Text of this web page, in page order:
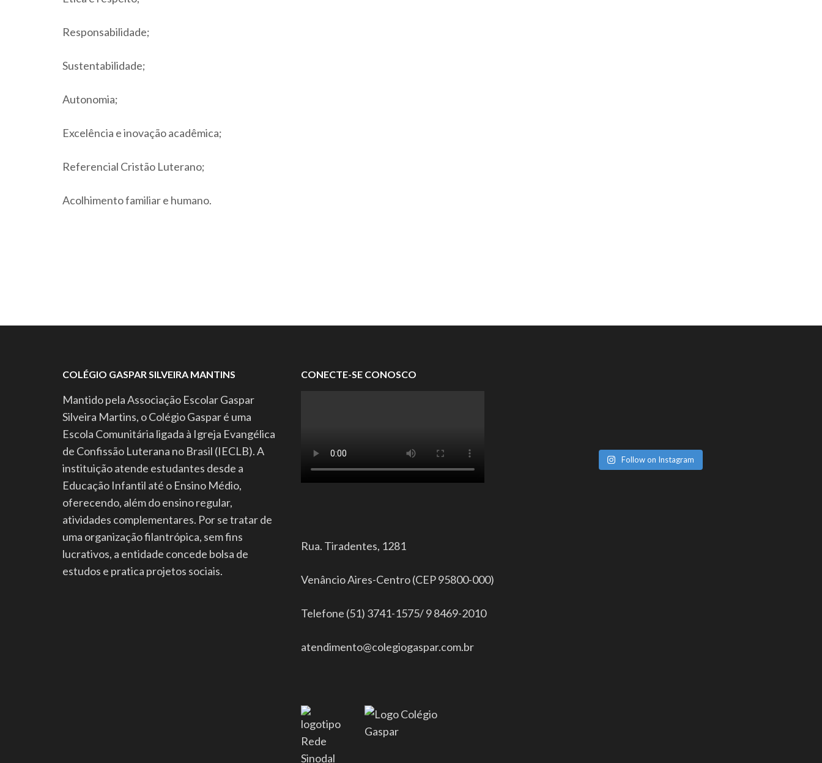
Responsabilidade;
Sustentabilidade;
Autonomia;
Excelência e inovação acadêmica;
Referencial Cristão Luterano;
Acolhimento familiar e humano.
COLÉGIO GASPAR SILVEIRA MANTINS
Mantido pela Associação Escolar Gaspar
Silveira Martins, o Colégio Gaspar é uma
Escola Comunitária ligada à Igreja Evangélica
de Confissão Luterana no Brasil (IECLB). A
instituição atende estudantes desde a
Educação Infantil até o Ensino Médio,
oferecendo, além do ensino regular,
atividades complementares. Por se tratar de
uma organização filantrópica, sem fins
lucrativos, a entidade concede bolsa de
estudos e pratica projetos sociais.
CONECTE-SE CONOSCO
Rua. Tiradentes, 1281
Venâncio Aires-Centro (CEP 95800-000)
Telefone (51) 3741-1575/ 9 8469-2010
atendimento@colegiogaspar.com.br
Follow on Instagram